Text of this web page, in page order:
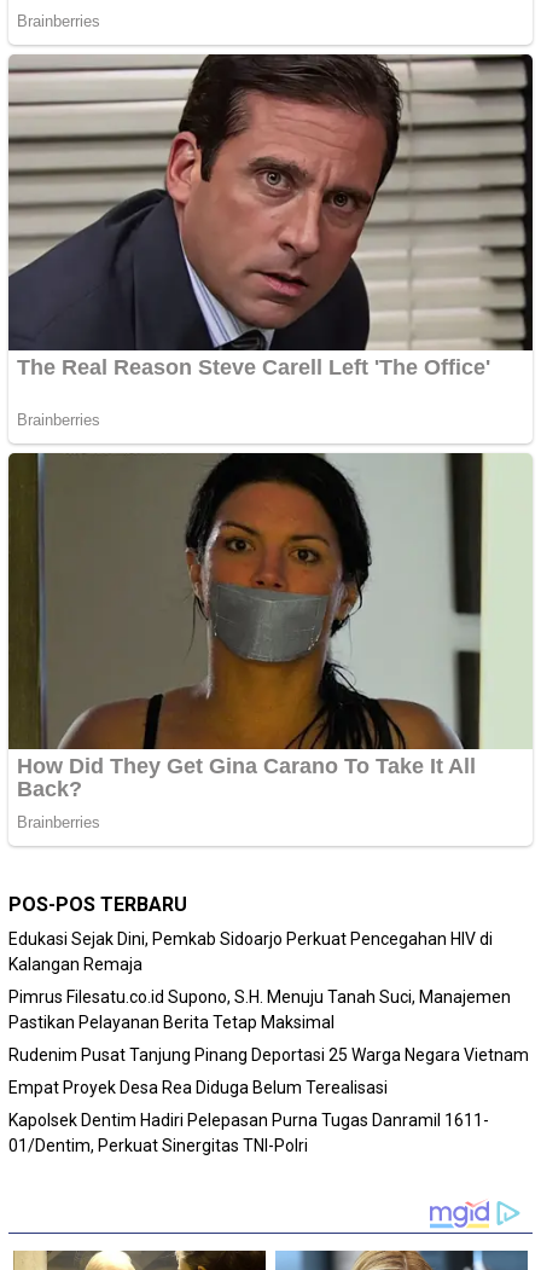
POS-POS TERBARU
Edukasi Sejak Dini, Pemkab Sidoarjo Perkuat Pencegahan HIV di
Kalangan Remaja
Pimrus Filesatu.co.id Supono, S.H. Menuju Tanah Suci, Manajemen
Pastikan Pelayanan Berita Tetap Maksimal
Rudenim Pusat Tanjung Pinang Deportasi 25 Warga Negara Vietnam
Empat Proyek Desa Rea Diduga Belum Terealisasi
Kapolsek Dentim Hadiri Pelepasan Purna Tugas Danramil 1611-
01/Dentim, Perkuat Sinergitas TNI-Polri